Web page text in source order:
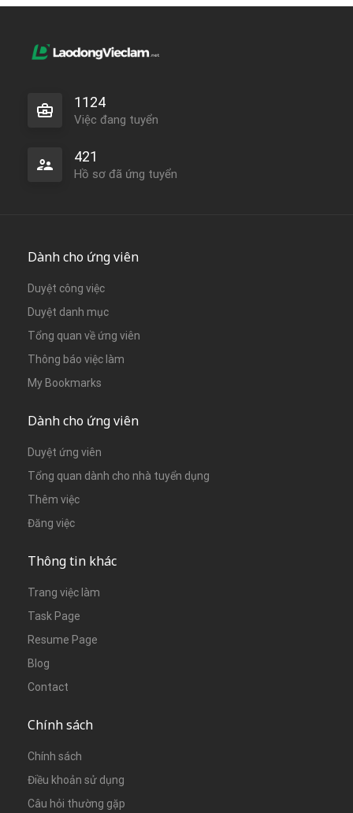
1124
Việc đang tuyển
421
Hồ sơ đã ứng tuyển
Dành cho ứng viên
Duyệt công việc
Duyệt danh mục
Tổng quan về ứng viên
Thông báo việc làm
My Bookmarks
Dành cho ứng viên
Duyệt ứng viên
Tổng quan dành cho nhà tuyển dụng
Thêm việc
Đăng việc
Thông tin khác
Trang việc làm
Task Page
Resume Page
Blog
Contact
Chính sách
Chính sách
Điều khoản sử dụng
Câu hỏi thường gặp